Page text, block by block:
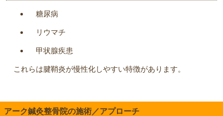
糖尿病
リウマチ
甲状腺疾患
これらは腱鞘炎が慢性化しやすい特徴があります。
アーク鍼灸整骨院の施術／アプローチ